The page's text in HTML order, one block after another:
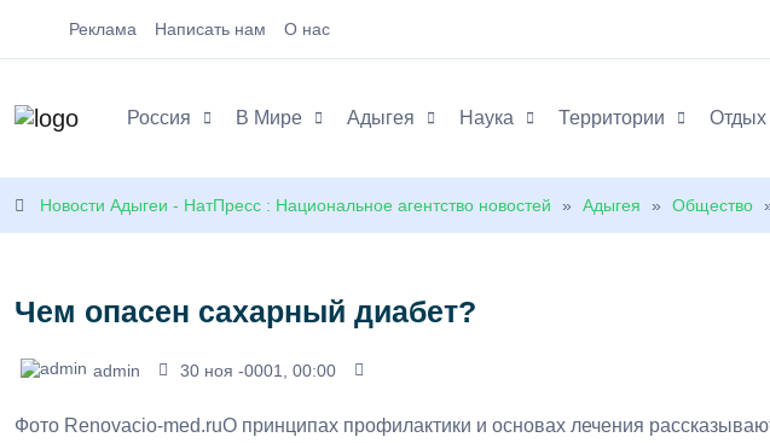
Реклама Написать нам О нас
Россия В Мире Адыгея Наука Территории Отдых
Новости Адыгеи - НатПресс : Национальное агентство новостей » Адыгея » Общество
Чем опасен сахарный диабет?
admin 30 ноя -0001, 00:00
Фото Renovacio-med.ruО принципах профилактики и основах лечения